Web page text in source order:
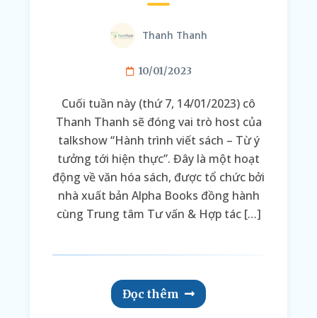
Thanh Thanh
10/01/2023
Cuối tuần này (thứ 7, 14/01/2023) cô
Thanh Thanh sẽ đóng vai trò host của
talkshow “Hành trình viết sách – Từ ý
tưởng tới hiện thực”. Đây là một hoạt
động về văn hóa sách, được tổ chức bởi
nhà xuất bản Alpha Books đồng hành
cùng Trung tâm Tư vấn & Hợp tác […]
Đọc thêm